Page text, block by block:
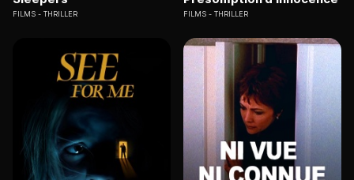
FILMS THRILLER FILMS THRILLER